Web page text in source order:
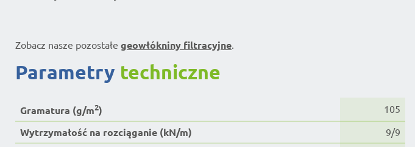
Zobacz nasze pozostałe geowłókniny filtracyjne.
parametry techniczne
Gramatura (g/m2) 105
Wytrzymałość na rozciąganie (kN/m) 9/9